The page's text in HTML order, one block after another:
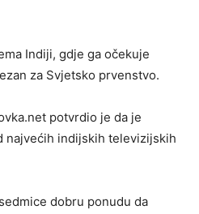
Indiji, gdje ga očekuje
za Svjetsko prvenstvo.
potvrdio je da je
najvećih indijskih televizijskih
dobru ponudu da